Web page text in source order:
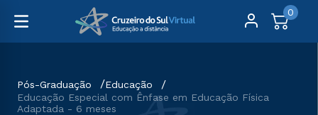
0
Pós-Graduação
Educação
Educação Especial com Ênfase em Educação Física
Adaptada - 6 meses